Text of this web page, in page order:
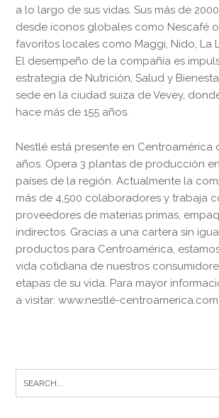
a lo largo de sus vidas. Sus más de
desde iconos globales como Nescafé
favoritos locales como Maggi, Nido, La
El desempeño de la compañía es
estrategia de Nutrición, Salud y
sede en la ciudad suiza de Vevey,
hace más de 155 años.
Nestlé está presente en Centroamérica
años. Opera 3 plantas de producción
países de la región. Actualmente la
más de 4,500 colaboradores y trabaja
proveedores de materias primas,
indirectos. Gracias a una cartera sin
productos para Centroamérica,
vida cotidiana de nuestros
etapas de su vida. Para mayor
a visitar: www.nestlé-centroamerica.com